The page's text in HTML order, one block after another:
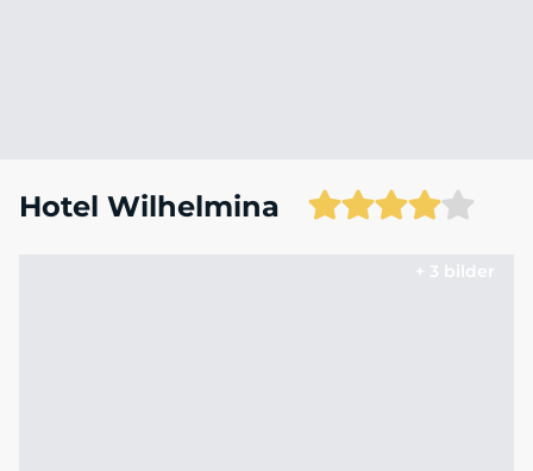
Hotel Wilhelmina
+ 3 bilder